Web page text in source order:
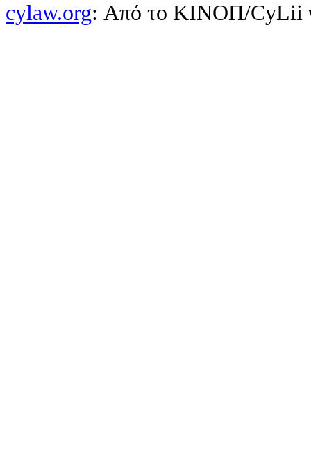
cylaw.org: Από το ΚΙΝOΠ/CyLii